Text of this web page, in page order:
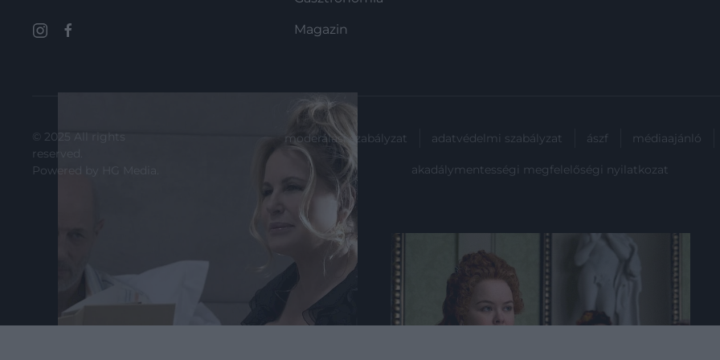
Magazin
© 2025 All rights
reserved.
Powered by
moderálási szabályzat adatvédelmi szabályzat ászf médiaajánló
akadálymentességi megfelelőségi nyilatkozat